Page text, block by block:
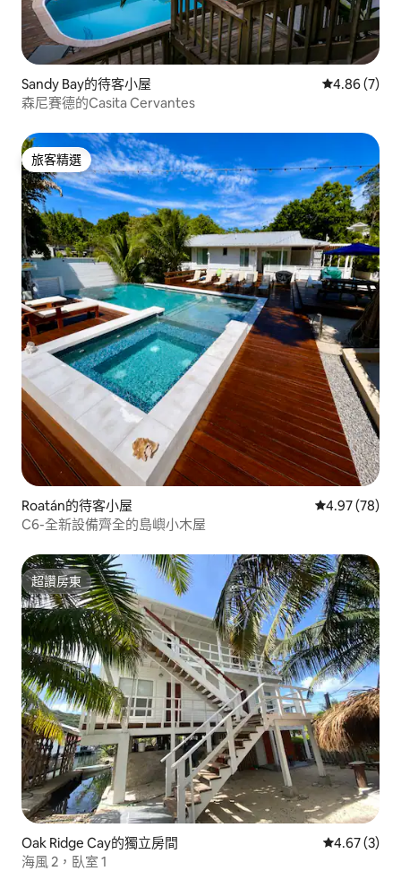
Sandy Bay的待客小屋 從 7 則評價
4.86 (7)
森尼賽德的Casita Cervantes
旅客精選
旅客精選
Roatán的待客小屋 從 78 則評價
4.97 (78)
C6-全新設備齊全的島嶼小木屋
超讚房東
超讚房東
Oak Ridge Cay的獨立房間 從 3 則評價
4.67 (3)
海風 2，臥室 1